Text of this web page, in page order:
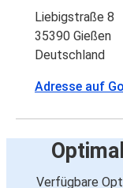
Liebigstraße 8
35390 Gießen
Deutschland
Adresse auf
Verfügbare